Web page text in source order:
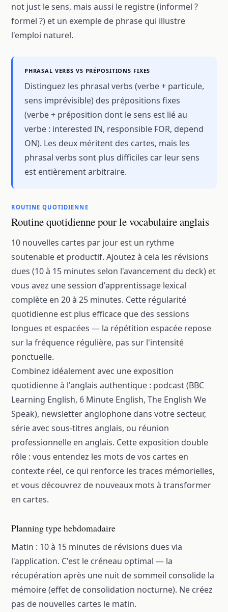
not just le sens, mais aussi le registre (informel ?
formel ?) et un exemple de phrase qui illustre
l'emploi naturel.
PHRASAL VERBS VS PRÉPOSITIONS FIXES
Distinguez les phrasal verbs (verbe + particule,
sens imprévisible) des prépositions fixes
(verbe + préposition dont le sens est lié au
verbe : interested IN, responsible FOR, depend
ON). Les deux méritent des cartes, mais les
phrasal verbs sont plus difficiles car leur sens
est entièrement arbitraire.
ROUTINE QUOTIDIENNE
Routine quotidienne pour le vocabulaire anglais
10 nouvelles cartes par jour est un rythme
soutenable et productif. Ajoutez à cela les révisions
dues (10 à 15 minutes selon l'avancement du deck) et
vous avez une session d'apprentissage lexical
complète en 20 à 25 minutes. Cette régularité
quotidienne est plus efficace que des sessions
longues et espacées — la répétition espacée repose
sur la fréquence régulière, pas sur l'intensité
ponctuelle.
Combinez idéalement avec une exposition
quotidienne à l'anglais authentique : podcast (BBC
Learning English, 6 Minute English, The English We
Speak), newsletter anglophone dans votre secteur,
série avec sous-titres anglais, ou réunion
professionnelle en anglais. Cette exposition double
rôle : vous entendez les mots de vos cartes en
contexte réel, ce qui renforce les traces mémorielles,
et vous découvrez de nouveaux mots à transformer
en cartes.
Planning type hebdomadaire
Matin : 10 à 15 minutes de révisions dues via
l'application. C'est le créneau optimal — la
récupération après une nuit de sommeil consolide la
mémoire (effet de consolidation nocturne). Ne créez
pas de nouvelles cartes le matin.